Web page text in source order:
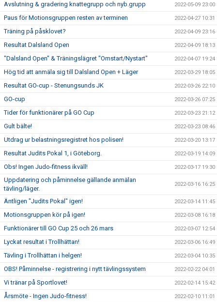
Avslutning & gradering knattegrupp och nyb.grupp 2022-05-09 23:00
Paus för Motionsgruppen resten av terminen 2022-04-27 10:31
Träning på påsklovet? 2022-04-09 23:16
Resultat Dalsland Open 2022-04-09 18:13
"Dalsland Open" & Träningslägret "Omstart/Nystart" 2022-04-07 19:24
Hög tid att anmäla sig till Dalsland Open + Läger 2022-03-29 18:05
Resultat GO-cup - Stenungsunds JK 2022-03-26 22:10
GO-cup 2022-03-26 07:25
Tider för funktionärer på GO Cup 2022-03-23 21:12
Gult bälte! 2022-03-23 08:46
Utdrag ur belastningsregistret hos polisen! 2022-03-20 13:17
Resultat Judits Pokal 1, i Göteborg. 2022-03-19 14:09
Obs! Ingen Judo-fitness ikväll! 2022-03-17 19:30
Uppdatering och påminnelse gällande anmälan
tävling/läger.
2022-03-16 16:25
Äntligen "Judits Pokal" igen! 2022-03-14 11:45
Motionsgruppen kör på igen! 2022-03-08 16:18
Funktionärer till GO Cup 25 och 26 mars 2022-03-07 12:54
Lyckat resultat i Trollhättan! 2022-03-06 16:49
Tävling i Trollhättan i helgen! 2022-03-04 10:35
OBS! Påminnelse - registrering i nytt tävlingssystem 2022-02-22 04:01
Vi tränar på Sportlovet! 2022-02-14 15:42
Årsmöte - Ingen Judo-fitness! 2022-02-10 11:01